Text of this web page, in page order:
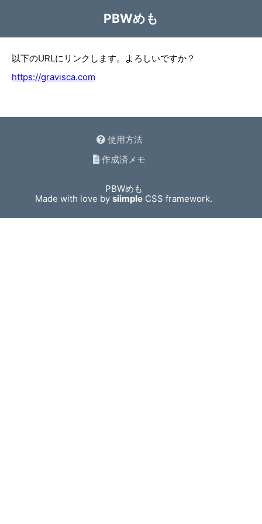
PBWめも
以下のURLにリンクします。よろしいですか？
https://gravisca.com
使用方法
作成済メモ
PBWめも
Made with love bysiimple CSS framework.